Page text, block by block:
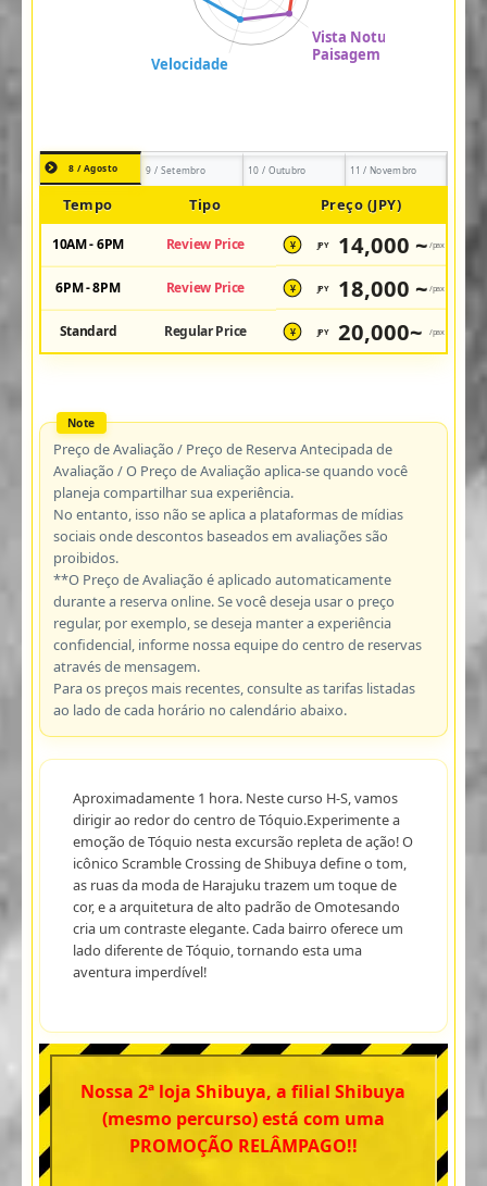
8 / Agosto 9 / Setembro 10 / Outubro 11 / Novembro
Tempo Tipo Preço (JPY)
10AM - 6PM Review Price ¥ JPY 14,000 ~ /pax
6PM - 8PM Review Price ¥ JPY 18,000 ~ /pax
Standard Regular Price ¥ JPY 20,000~ /pax
Preço de Avaliação / Preço de Reserva Antecipada de
Avaliação / O Preço de Avaliação aplica-se quando você
planeja compartilhar sua experiência.
No entanto, isso não se aplica a plataformas de mídias
sociais onde descontos baseados em avaliações são
proibidos.
**O Preço de Avaliação é aplicado automaticamente
durante a reserva online. Se você deseja usar o preço
regular, por exemplo, se deseja manter a experiência
confidencial, informe nossa equipe do centro de reservas
através de mensagem.
Para os preços mais recentes, consulte as tarifas listadas
ao lado de cada horário no calendário abaixo.
Aproximadamente 1 hora. Neste curso H-S, vamos
dirigir ao redor do centro de Tóquio.Experimente a
emoção de Tóquio nesta excursão repleta de ação! O
icônico Scramble Crossing de Shibuya define o tom,
as ruas da moda de Harajuku trazem um toque de
cor, e a arquitetura de alto padrão de Omotesando
cria um contraste elegante. Cada bairro oferece um
lado diferente de Tóquio, tornando esta uma
aventura imperdível!
Nossa 2ª loja Shibuya, a filial Shibuya
(mesmo percurso) está com uma
PROMOÇÃO RELÂMPAGO!!